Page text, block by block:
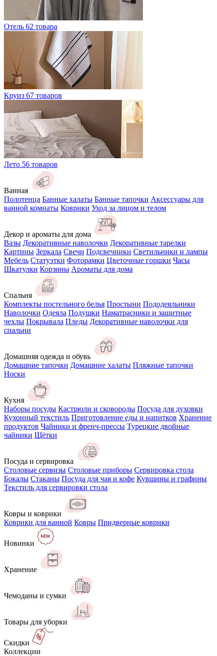
Отель 62 товара
Круиз 67 товаров
Лето 56 товаров
Ванная
Полотенца Банные халаты Банные тапочки Аксессуары для
ванной комнаты Коврики Уход за лицом и телом
Декор и ароматы для дома
Вазы Декоративные наволочки Декоративные тарелки
Картины Зеркала Свечи Подсвечники Светильники и лампы
Мебель Статуэтки Фоторамки Цветочные горшки Часы
Шкатулки Корзины Ароматы для дома
Спальня
Комплекты постельного белья Простыни Пододеяльники
Наволочки Одеяла Подушки Наматрасники и защитные
чехлы Покрывала Пледы Декоративные наволочки для
спальни
Домашняя одежда и обувь
Домашние тапочки Домашние халаты Пляжные тапочки
Носки
Кухня
Наборы посуды Кастрюли и сковороды Посуда для духовки
Кухонный текстиль Приготовление еды и напитков Хранение
продуктов Чайники и френч-прессы Турецкие двойные
чайники Щётки
Посуда и сервировка
Столовые сервизы Столовые приборы Сервировка стола
Бокалы Стаканы Посуда для чая и кофе Кувшины и графины
Текстиль для сервировки стола
Ковры и коврики
Коврики для ванной Ковры Придверные коврики
Новинки
Хранение
Чемоданы и сумки
Товары для уборки
Скидки
Коллекции